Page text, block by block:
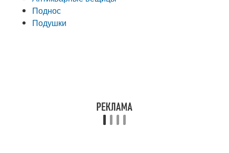
Поднос
Подушки